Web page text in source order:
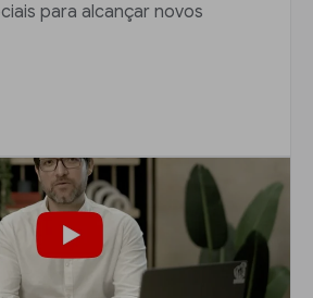
para alcançar novos